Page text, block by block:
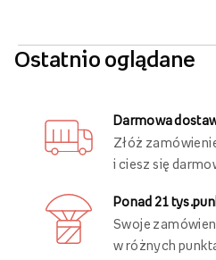
Ostatnio oglądane
Darmowa
Złóż
i ciesz się
Ponad 21
Swoje
w różnych